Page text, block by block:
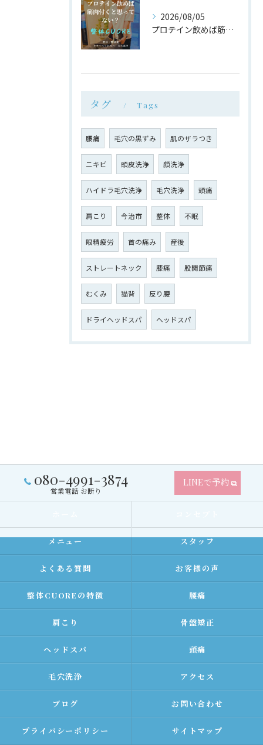
2026/08/05
プロテイン飲めば筋肉付く は大間違い
タグ Tags
腰痛 毛穴の黒ずみ 肌のザラつき
ニキビ 頭皮洗浄 顔洗浄
ハイドラ毛穴洗浄 毛穴洗浄 頭痛
肩こり 今治市 整体 不眠
眼精疲労 首の痛み 産後
ストレートネック 膝痛 股関節痛
むくみ 猫背 反り腰
ドライヘッドスパ ヘッドスパ
080-4991-3874
営業電話 お断り
LINEで予約
メニュー スタッフ
よくある質問 お客様の声
整体CUOREの特徴 腰痛
肩こり 骨盤矯正
ヘッドスパ 頭痛
毛穴洗浄 アクセス
ブログ お問い合わせ
プライバシーポリシー サイトマップ